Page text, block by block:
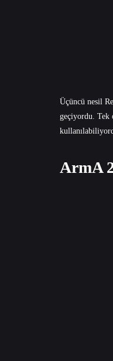
Üçüncü nesil
geçiyordu. Tek
ArmA